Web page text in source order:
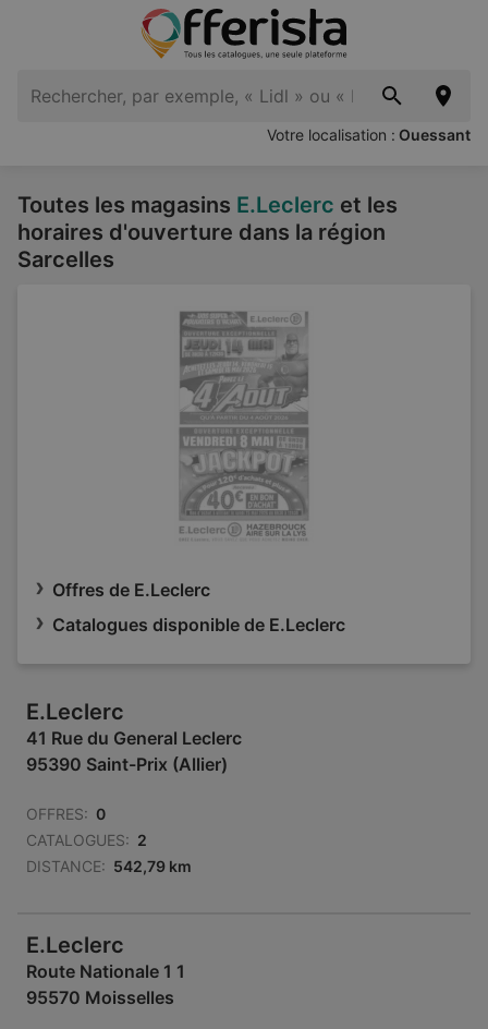
Votre localisation : Ouessant
Toutes les magasins E.Leclerc et les
horaires d'ouverture dans la région
Sarcelles
Offres de E.Leclerc
Catalogues disponible de E.Leclerc
E.Leclerc
41 Rue du General Leclerc
95390 Saint-Prix (Allier)
OFFRES: 0
CATALOGUES: 2
DISTANCE: 542,79 km
E.Leclerc
Route Nationale 1 1
95570 Moisselles